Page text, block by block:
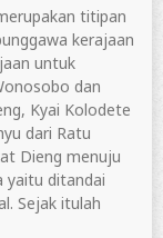
titipan
kerajaan
untuk
dan
Kyai Kolodete
dari Ratu
Dieng menuju
yaitu ditandai
Sejak itulah